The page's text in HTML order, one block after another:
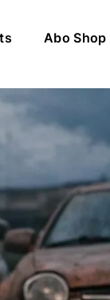
Abo Shop